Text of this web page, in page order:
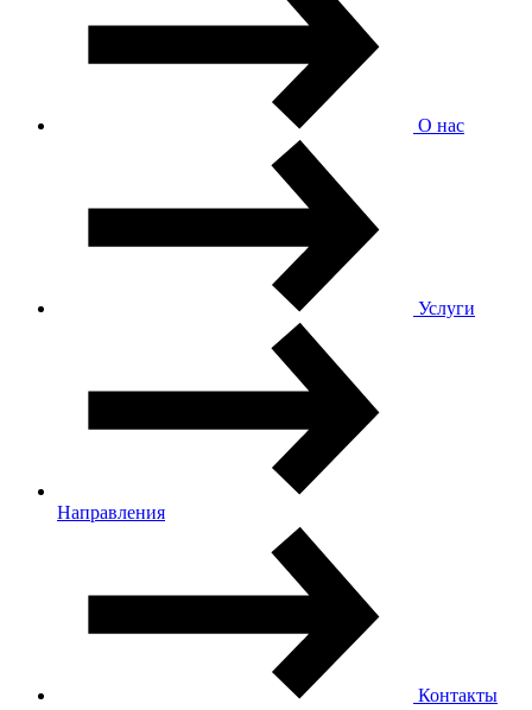
О нас
Услуги
Направления
Контакты